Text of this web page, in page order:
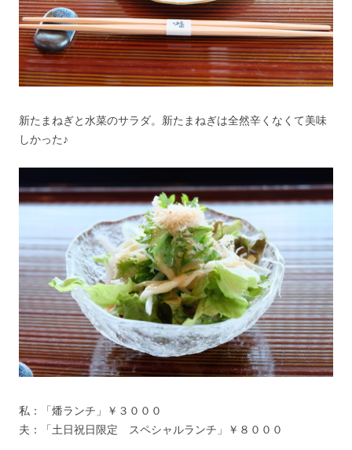
新たまねぎと水菜のサラダ。新たまねぎは全然辛くなくて美味
しかった♪
私：「燔ランチ」￥３０００
夫：「土日祝日限定 スペシャルランチ」￥８０００